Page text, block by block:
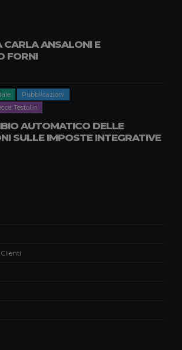
RIPARABILITÀ DEI PRODOTTI:
NOVITÀ E IMPATTI PER LE
IMPRESE B2B
9 APRILE 2026
CARLA ANSALONI E
FORNI
Pubblicazioni
Testolin
AUTOMATICO DELLE
SULLE IMPOSTE INTEGRATIVE